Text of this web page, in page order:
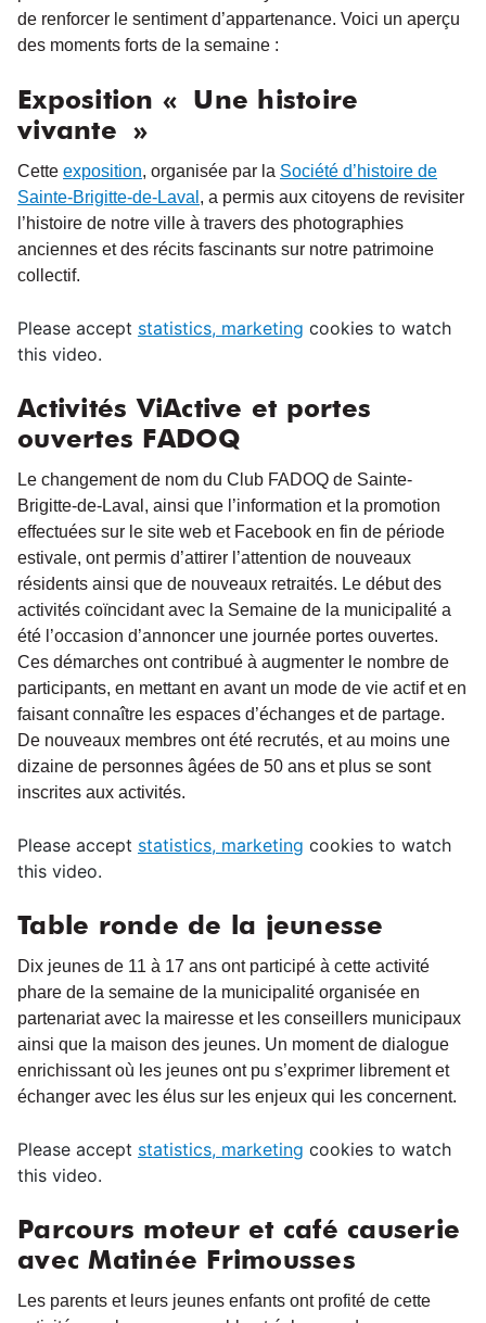
de renforcer le sentiment d’appartenance. Voici un aperçu
des moments forts de la semaine :
Exposition « Une histoire
vivante »
Cette exposition, organisée par la Société d’histoire de
Sainte-Brigitte-de-Laval , a permis aux citoyens de revisiter
l’histoire de notre ville à travers des photographies
anciennes et des récits fascinants sur notre patrimoine
collectif.
Please accept statistics, marketing cookies to watch
this video.
Activités ViActive et portes
ouvertes FADOQ
Le changement de nom du Club FADOQ de Sainte-
Brigitte-de-Laval, ainsi que l’information et la promotion
effectuées sur le site web et Facebook en fin de période
estivale, ont permis d’attirer l’attention de nouveaux
résidents ainsi que de nouveaux retraités. Le début des
activités coïncidant avec la Semaine de la municipalité a
été l’occasion d’annoncer une journée portes ouvertes.
Ces démarches ont contribué à augmenter le nombre de
participants, en mettant en avant un mode de vie actif et en
faisant connaître les espaces d’échanges et de partage.
De nouveaux membres ont été recrutés, et au moins une
dizaine de personnes âgées de 50 ans et plus se sont
inscrites aux activités.
Please accept statistics, marketing cookies to watch
this video.
Table ronde de la jeunesse
Dix jeunes de 11 à 17 ans ont participé à cette activité
phare de la semaine de la municipalité organisée en
partenariat avec la mairesse et les conseillers municipaux
ainsi que la maison des jeunes. Un moment de dialogue
enrichissant où les jeunes ont pu s’exprimer librement et
échanger avec les élus sur les enjeux qui les concernent.
Please accept statistics, marketing cookies to watch
this video.
Parcours moteur et café causerie
avec Matinée Frimousses
Les parents et leurs jeunes enfants ont profité de cette